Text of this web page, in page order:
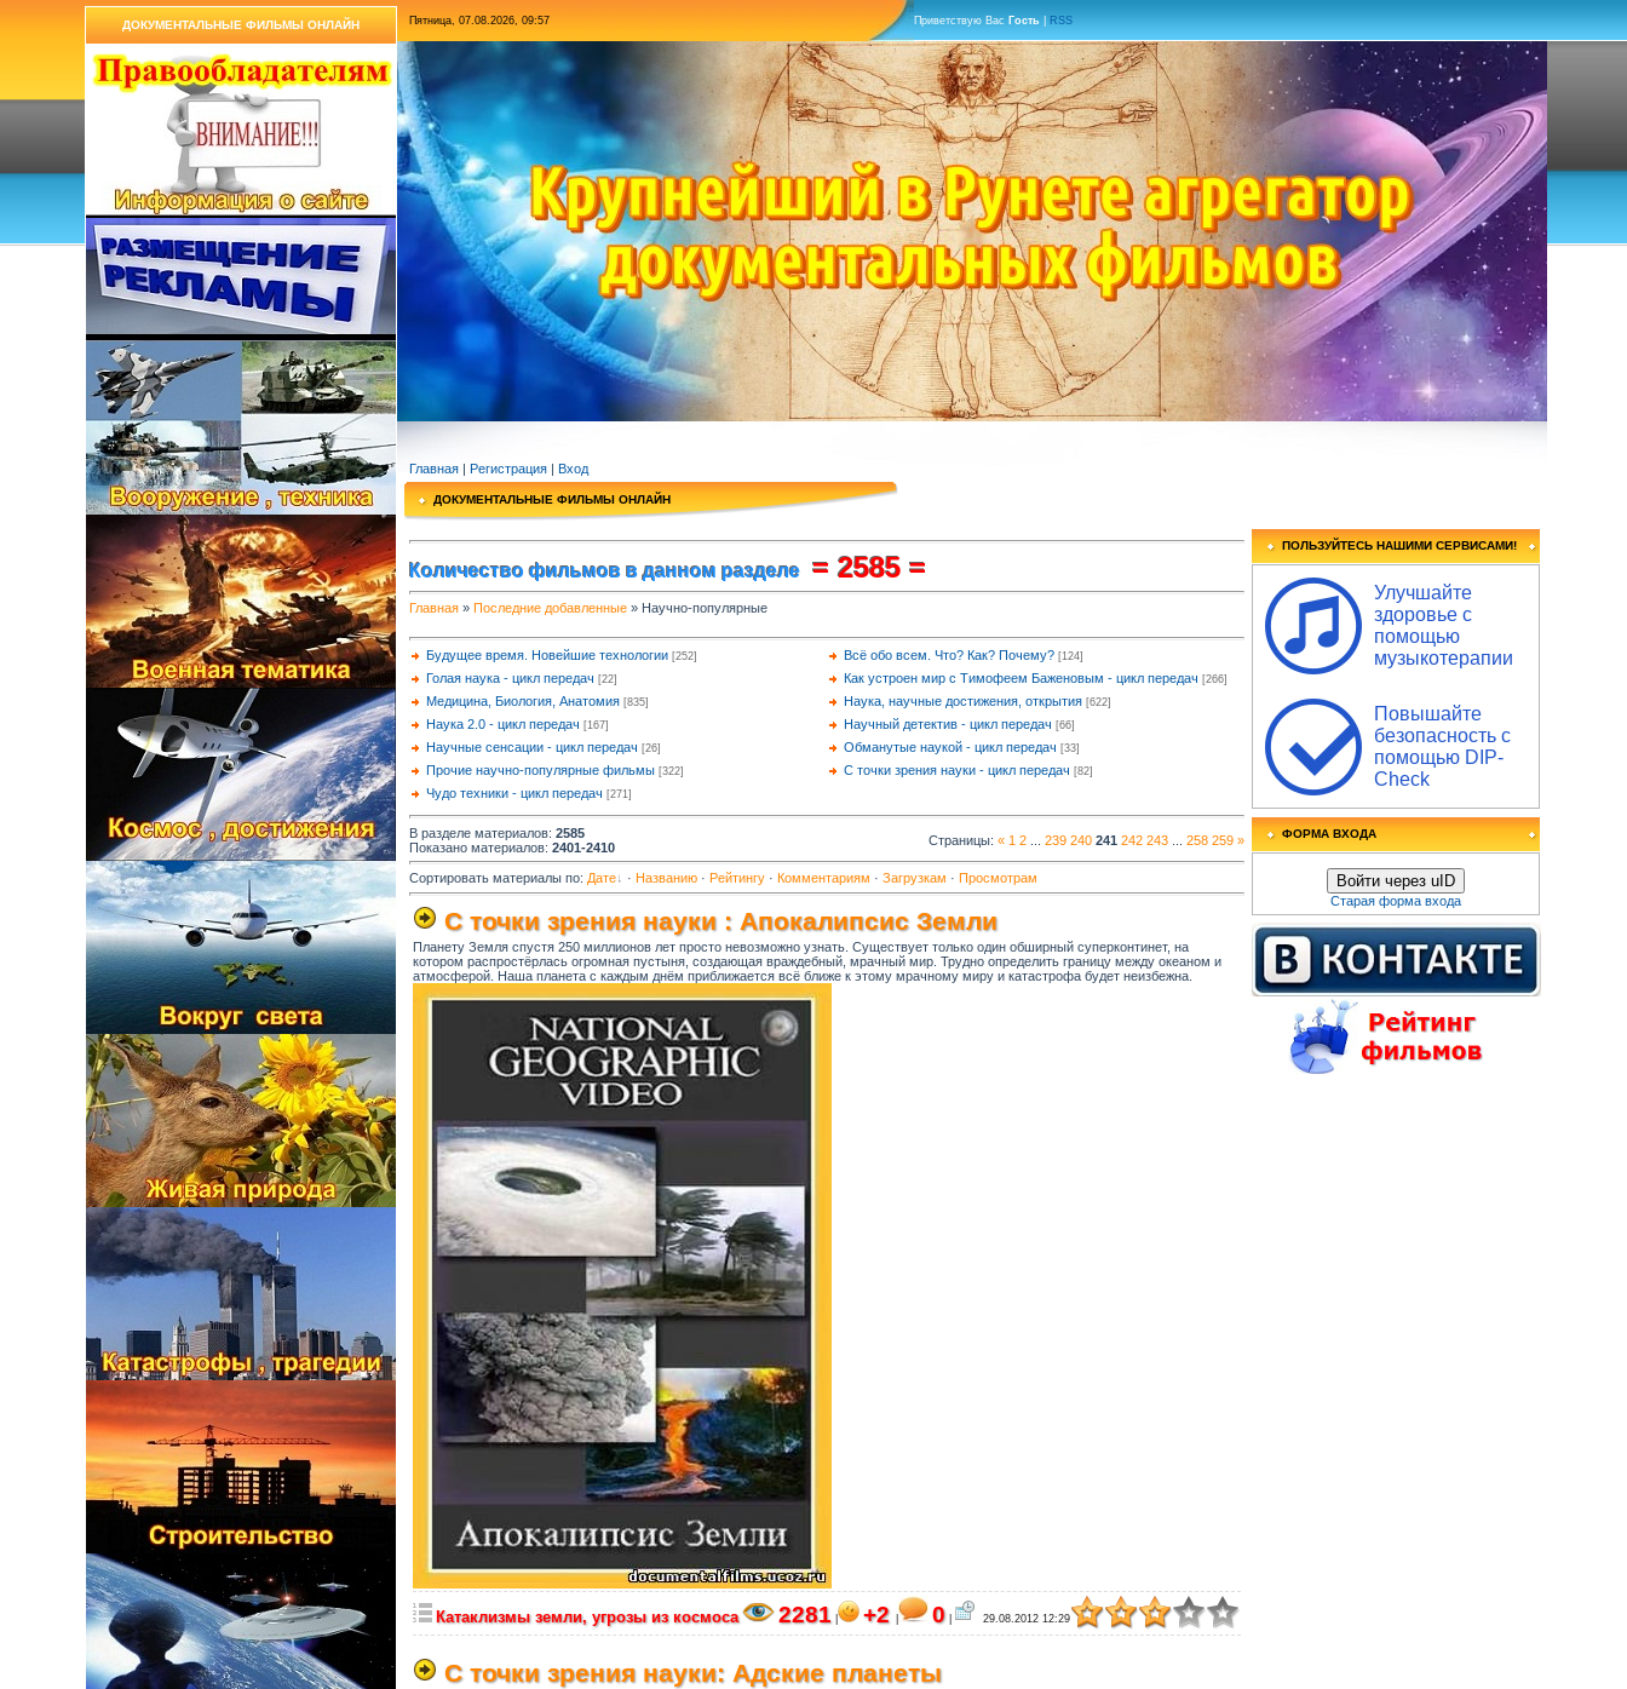
ДОКУМЕНТАЛЬНЫЕ ФИЛЬМЫ ОНЛАЙН Пятница, 07.08.2026, 09:57 Приветствую Вас Гость RSS
Главная | Регистрация | Вход
ДОКУМЕНТАЛЬНЫЕ ФИЛЬМЫ ОНЛАЙН
Количество фильмов в данном разделе = 2585 =
Главная » Последние добавленные » Научно-популярные
Будущее время. Новейшие технологии [252] Всё обо всем. Что? Как? Почему? [124]
Голая наука - цикл передач [22] Как устроен мир с Тимофеем Баженовым - цикл передач [266]
Медицина, Биология, Анатомия [835] Наука, научные достижения, открытия [622]
Наука 2.0 - цикл передач [167] Научный детектив - цикл передач [66]
Научные сенсации - цикл передач [26] Обманутые наукой - цикл передач [33]
Прочие научно-популярные фильмы [322] С точки зрения науки - цикл передач [82]
Чудо техники - цикл передач [271]
В разделе материалов: 2585
Показано материалов: 2401-2410 Страницы: « 1 2 239 240 241 242 243 258 259 »
Сортировать материалы по: Дате · Названию · Рейтингу · Комментариям · Загрузкам · Просмотрам
С точки зрения науки : Апокалипсис Земли
Планету Земля спустя 250 миллионов лет просто невозможно узнать. Существует только один обширный суперконтинет, на
котором распростёрлась огромная пустыня, создающая враждебный, мрачный мир. Трудно определить границу между океаном и
атмосферой. Наша планета с каждым днём приближается всё ближе к этому мрачному миру и катастрофа будет неизбежна.
Катаклизмы земли, угрозы из космоса 2281 +2 0 29.08.2012 12:29
С точки зрения науки: Адские планеты
ПОЛЬЗУЙТЕСЬ НАШИМИ СЕРВИСАМИ!
Улучшайте
здоровье с
помощью
музыкотерапии
Повышайте
безопасность с
помощью DIP-
Check
ФОРМА ВХОДА
Войти через uID
Старая форма входа